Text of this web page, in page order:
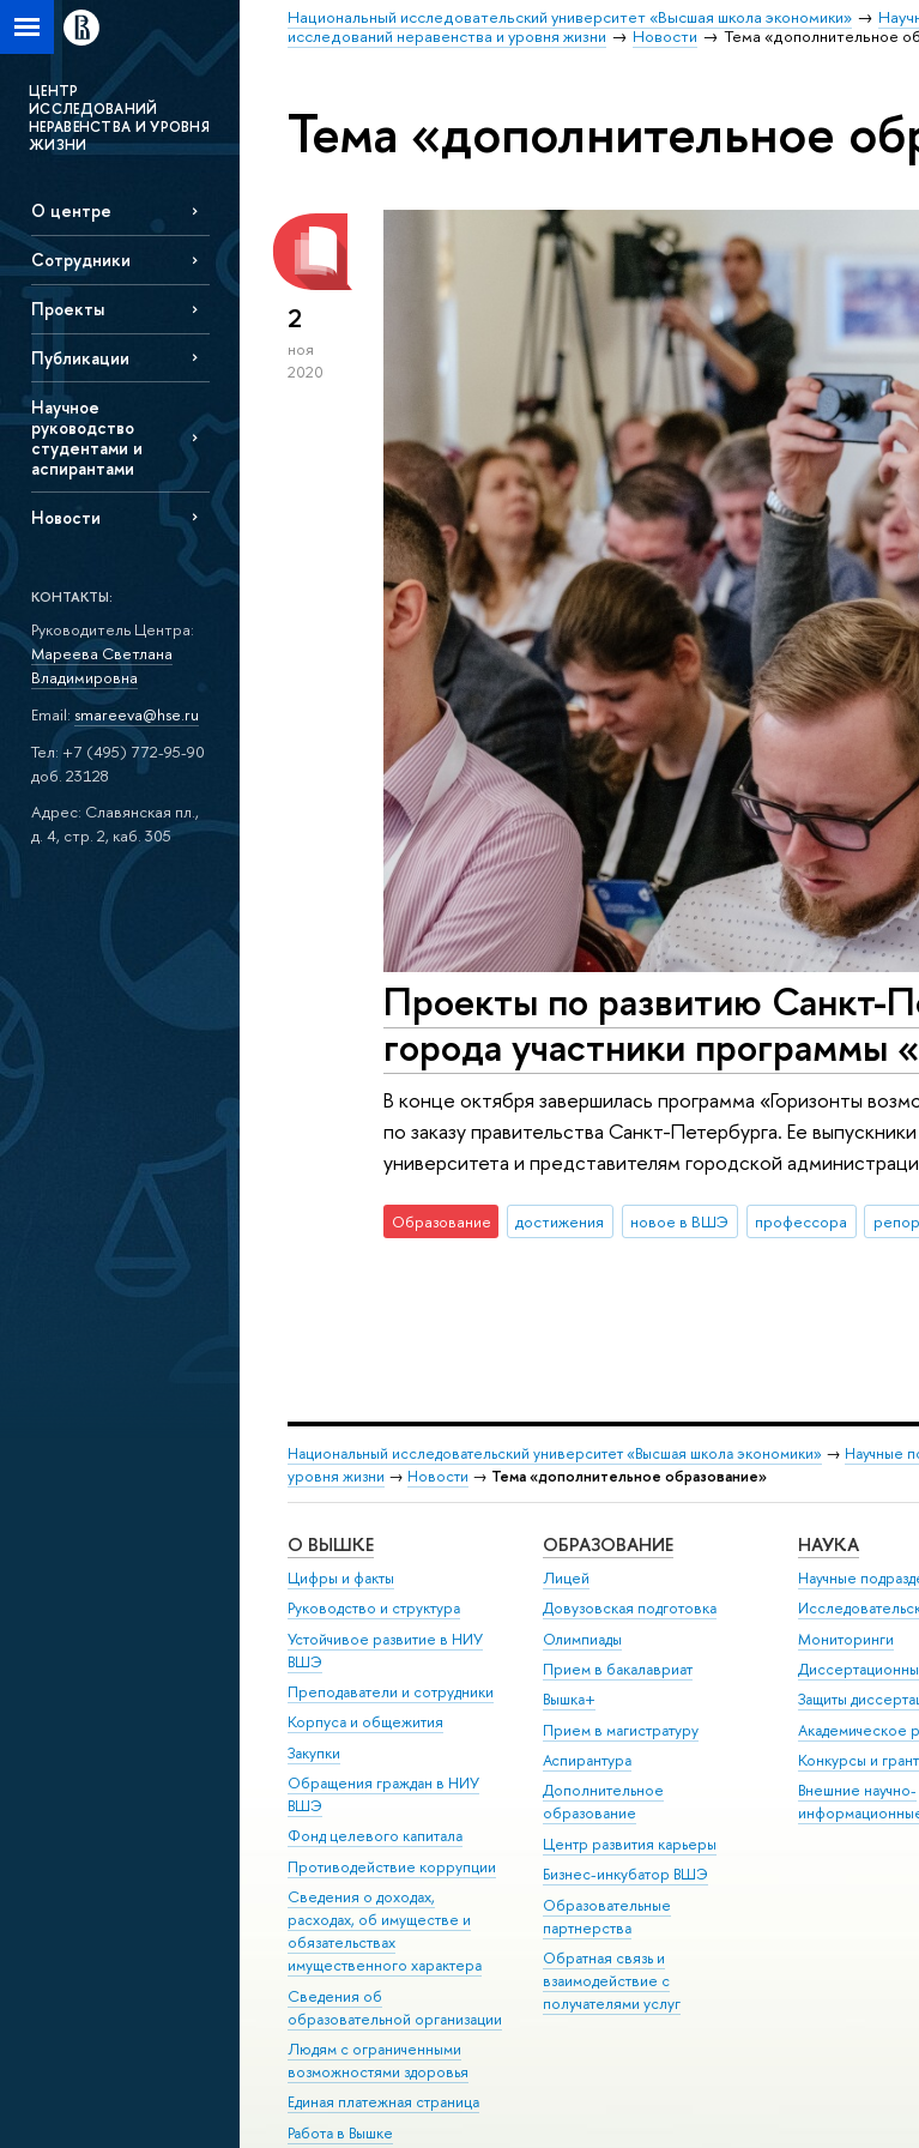
Национальный исследовательский университет «Высшая школа экономики»
исследований неравенства и уровня жизни
Новости Тема «дополнительное
ЦЕНТР
ИССЛЕДОВАНИЙ
НЕРАВЕНСТВА И УРОВНЯ
ЖИЗНИ
О центре
Сотрудники
Проекты
Публикации
Научное
руководство
студентами и
аспирантами
Новости
КОНТАКТЫ:
Руководитель Центра:
Мареева Светлана
Владимировна
Email: smareeva@hse.ru
Тел: +7 (495) 772-95-90
доб. 23128
Адрес: Славянская пл.,
д. 4, стр. 2, каб. 305
Тема «дополнительное
2
ноя
2020
Проекты по развитию Санкт-
города участники программы
В конце октября завершилась программа «Горизонты
по заказу правительства Санкт-Петербурга. Ее
университета и представителям городской
Образование достижения новое в ВШЭ профессора
Национальный исследовательский университет «Высшая школа экономики» → Научные
уровня жизни → Новости → Тема «дополнительное образование»
О ВЫШКЕ
Цифры и факты
Руководство и структура
Устойчивое развитие в НИУ
ВШЭ
Преподаватели и сотрудники
Корпуса и общежития
Закупки
Обращения граждан в НИУ
ВШЭ
Фонд целевого капитала
Противодействие коррупции
Сведения о доходах,
расходах, об имуществе и
обязательствах
имущественного характера
Сведения об
образовательной организации
Людям с ограниченными
возможностями здоровья
Единая платежная страница
Работа в Вышке
ОБРАЗОВАНИЕ
Лицей
Довузовская подготовка
Олимпиады
Прием в бакалавриат
Вышка+
Прием в магистратуру
Аспирантура
Дополнительное
образование
Центр развития карьеры
Бизнес-инкубатор ВШЭ
Образовательные
партнерства
Обратная связь и
взаимодействие с
получателями услуг
НАУКА
Научные
Мониторинги
Защиты
Академическое
Конкурсы и
Внешние научно-